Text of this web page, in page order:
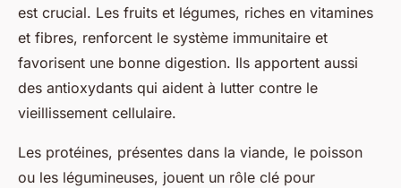
est crucial. Les fruits et légumes, riches en vitamines
et fibres, renforcent le système immunitaire et
favorisent une bonne digestion. Ils apportent aussi
des antioxydants qui aident à lutter contre le
vieillissement cellulaire.
Les protéines, présentes dans la viande, le poisson
ou les légumineuses, jouent un rôle clé pour